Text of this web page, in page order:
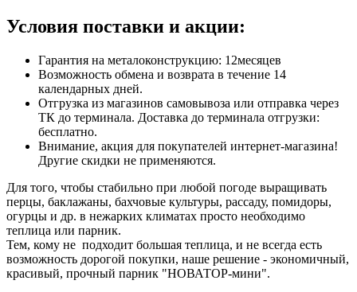
Условия поставки и акции:
Гарантия на металоконструкцию: 12месяцев
Возможность обмена и возврата в течение 14
календарных дней.
Отгрузка из магазинов самовывоза или отправка через
ТК до терминала. Доставка до терминала отгрузки:
бесплатно.
Внимание, акция для покупателей интернет-магазина!
Другие скидки не применяются.
Для того, чтобы стабильно при любой погоде выращивать
перцы, баклажаны, бахчовые культуры, рассаду, помидоры,
огурцы и др. в нежарких климатах просто необходимо
теплица или парник.
Тем, кому не подходит большая теплица, и не всегда есть
возможность дорогой покупки, наше решение - экономичный,
красивый, прочный парник "НОВАТОР-мини".